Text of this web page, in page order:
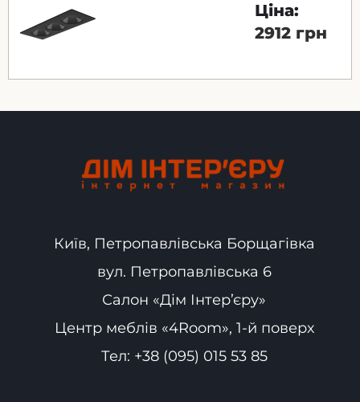
Ціна:
2912 грн
Київ, Петропавлівська Борщагівка
вул. Петропавлівська 6
Салон «Дім Інтер’єру»
Центр меблів «4Room», 1-й поверх
Тел: +38 (095) 015 53 85